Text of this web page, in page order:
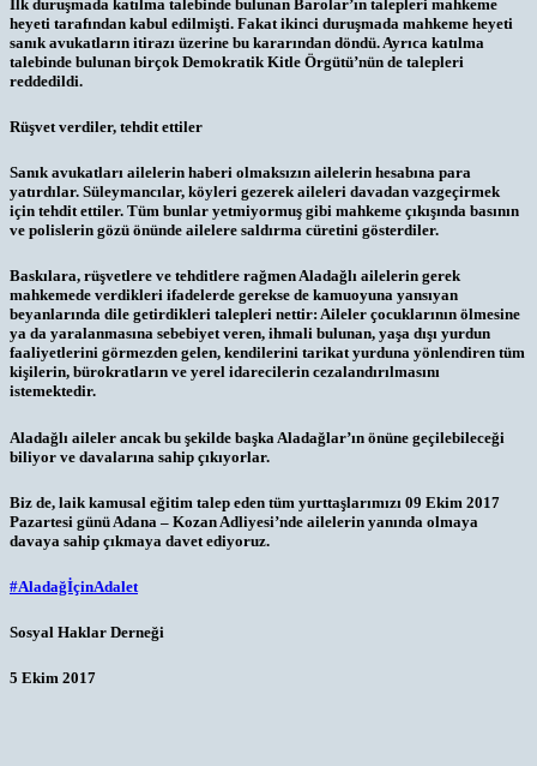
İlk duruşmada katılma talebinde bulunan Barolar’ın talepleri mahkeme
heyeti tarafından kabul edilmişti. Fakat ikinci duruşmada mahkeme heyeti
sanık avukatların itirazı üzerine bu kararından döndü. Ayrıca katılma
talebinde bulunan birçok Demokratik Kitle Örgütü’nün de talepleri
reddedildi.
Rüşvet verdiler, tehdit ettiler
Sanık avukatları ailelerin haberi olmaksızın ailelerin hesabına para
yatırdılar. Süleymancılar, köyleri gezerek aileleri davadan vazgeçirmek
için tehdit ettiler. Tüm bunlar yetmiyormuş gibi mahkeme çıkışında basının
ve polislerin gözü önünde ailelere saldırma cüretini gösterdiler.
Baskılara, rüşvetlere ve tehditlere rağmen Aladağlı ailelerin gerek
mahkemede verdikleri ifadelerde gerekse de kamuoyuna yansıyan
beyanlarında dile getirdikleri talepleri nettir: Aileler çocuklarının ölmesine
ya da yaralanmasına sebebiyet veren, ihmali bulunan, yaşa dışı yurdun
faaliyetlerini görmezden gelen, kendilerini tarikat yurduna yönlendiren tüm
kişilerin, bürokratların ve yerel idarecilerin cezalandırılmasını
istemektedir.
Aladağlı aileler ancak bu şekilde başka Aladağlar’ın önüne geçilebileceği
biliyor ve davalarına sahip çıkıyorlar.
Biz de, laik kamusal eğitim talep eden tüm yurttaşlarımızı 09 Ekim 2017
Pazartesi günü Adana – Kozan Adliyesi’nde ailelerin yanında olmaya
davaya sahip çıkmaya davet ediyoruz.
#AladağİçinAdalet
Sosyal Haklar Derneği
5 Ekim 2017